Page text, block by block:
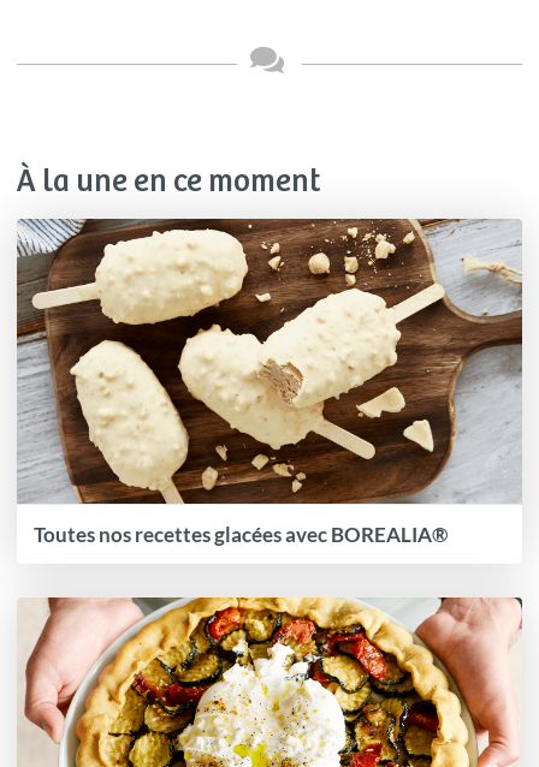
À la une en ce moment
Toutes nos recettes glacées avec BOREALIA®